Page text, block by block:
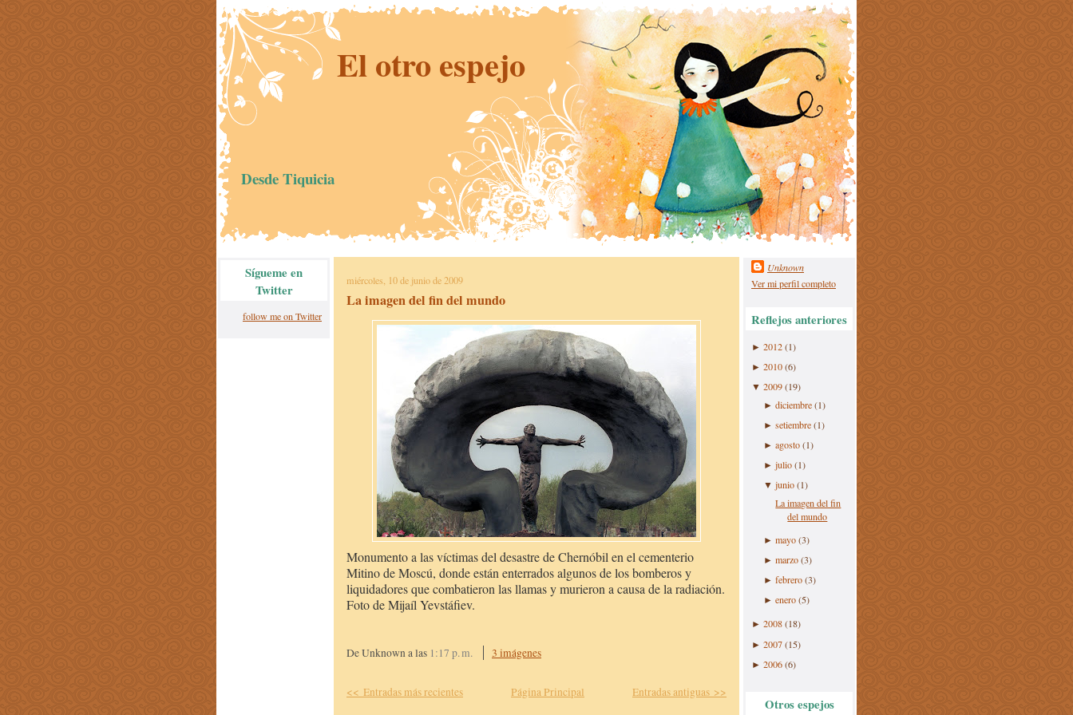
El otro espejo
Desde Tiquicia
Sígueme en
Twitter
follow me on Twitter
miércoles, 10 de junio de 2009
La imagen del fin del mundo
Monumento a las víctimas del desastre de Chernóbil en el cementerio
Mitino de Moscú, donde están enterrados algunos de los bomberos y
liquidadores que combatieron las llamas y murieron a causa de la radiación.
Foto de Mijaíl Yevstáfiev.
De Unknowna las 1:17 p. m. 3 imágenes
<< Entradas más recientes Entradas antiguas >>
Página Principal
Unknown
Ver mi perfil completo
Reflejos anteriores
► 2012(1)
► 2010(6)
▼ 2009(19)
► diciembre (1)
► setiembre (1)
► agosto (1)
► julio (1)
▼ junio (1)
La imagen del fin
del mundo
► mayo (3)
► marzo (3)
► febrero (3)
► enero (5)
► 2008(18)
► 2007(15)
► 2006(6)
Otros espejos